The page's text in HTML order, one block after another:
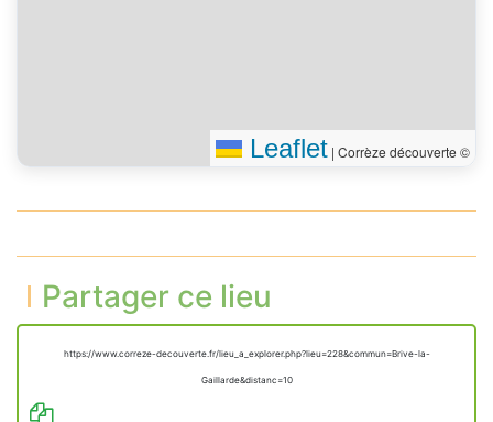
Leaflet | Corrèze découverte ©
Partager ce lieu
https://www.correze-decouverte.fr/lieu_a_explorer.php?lieu=228&commun=Brive-la-
Gaillarde&distanc=10